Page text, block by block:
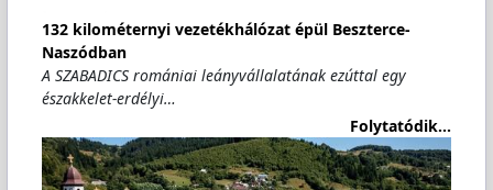
132 kilométernyi vezetékhálózat épül Beszterce-
Naszódban
A SZABADICS romániai leányvállalatának ezúttal egy
északkelet-erdélyi…
Folytatódik...